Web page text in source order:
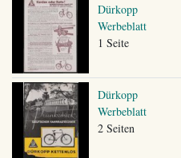
Dürkopp
Werbeblatt
1 Seite
Dürkopp
Werbeblatt
2 Seiten